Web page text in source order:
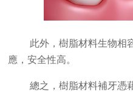
此外，樹脂材料生物相
應，安全性高。
總之，樹脂材料補牙憑